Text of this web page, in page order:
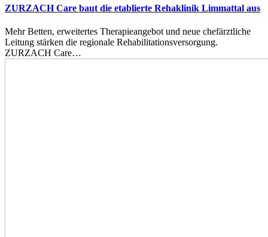
ZURZACH Care baut die etablierte Rehaklinik Limmattal aus
Mehr Betten, erweitertes Therapieangebot und neue chefärztliche
Leitung stärken die regionale Rehabilitationsversorgung.
ZURZACH Care…